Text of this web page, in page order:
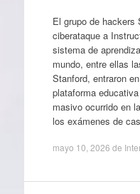
El grupo de hackers
ciberataque a
sistema de
mundo, entre ellas
Stanford, entraron
plataforma
masivo ocurrido en
los exámenes de
mayo 10, 2026 de